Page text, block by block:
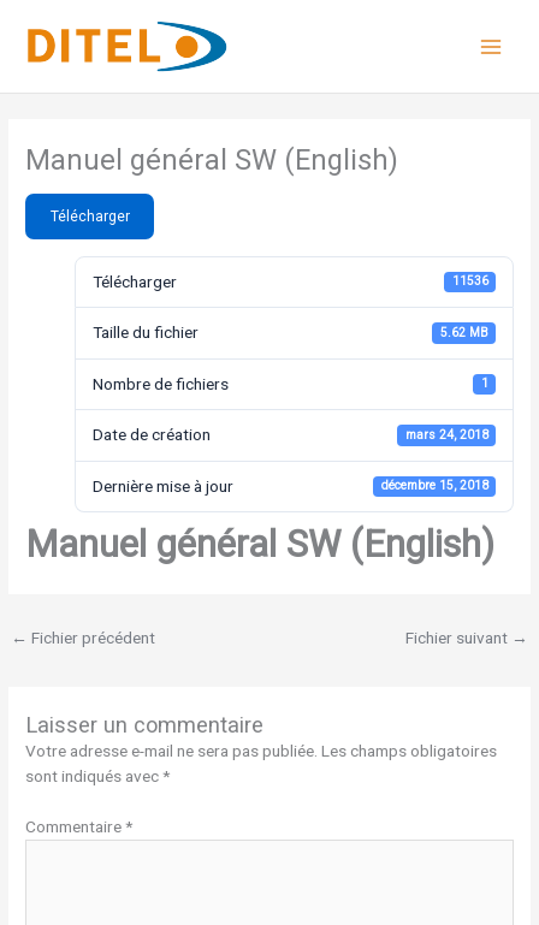
contenu
Manuel général SW (English)
Télécharger
Télécharger 11536
Taille du fichier 5.62 MB
Nombre de fichiers 1
Date de création mars 24, 2018
Dernière mise à jour décembre 15, 2018
Manuel général SW (English)
← Fichier précédent Fichier suivant →
Laisser un commentaire
Votre adresse e-mail ne sera pas publiée. Les champs obligatoires
sont indiqués avec*
Commentaire*